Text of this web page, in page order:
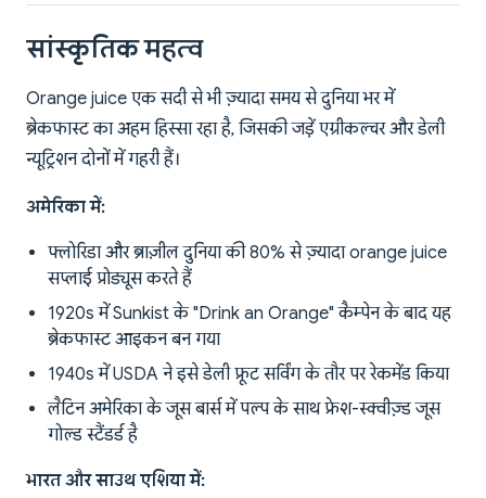
सांस्कृतिक महत्व
Orange juice एक सदी से भी ज़्यादा समय से दुनिया भर में
ब्रेकफास्ट का अहम हिस्सा रहा है, जिसकी जड़ें एग्रीकल्चर और डेली
न्यूट्रिशन दोनों में गहरी हैं।
अमेरिका में:
फ्लोरिडा और ब्राज़ील दुनिया की 80% से ज़्यादा orange juice
सप्लाई प्रोड्यूस करते हैं
1920s में Sunkist के "Drink an Orange" कैम्पेन के बाद यह
ब्रेकफास्ट आइकन बन गया
1940s में USDA ने इसे डेली फ्रूट सर्विंग के तौर पर रेकमेंड किया
लैटिन अमेरिका के जूस बार्स में पल्प के साथ फ्रेश-स्क्वीज़्ड जूस
गोल्ड स्टैंडर्ड है
भारत और साउथ एशिया में: